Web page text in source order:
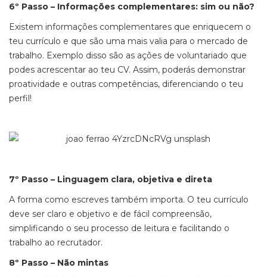
6º Passo – Informações complementares: sim ou não?
Existem informações complementares que enriquecem o
teu currículo e que são uma mais valia para o mercado de
trabalho. Exemplo disso são as ações de voluntariado que
podes acrescentar ao teu CV. Assim, poderás demonstrar
proatividade e outras competências, diferenciando o teu
perfil!
7º Passo – Linguagem clara, objetiva e direta
A forma como escreves também importa. O teu currículo
deve ser claro e objetivo e de fácil compreensão,
simplificando o seu processo de leitura e facilitando o
trabalho ao recrutador.
8º Passo – Não mintas